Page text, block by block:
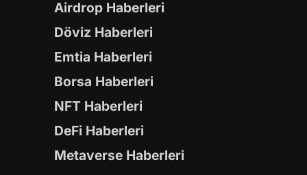
Airdrop Haberleri
Döviz Haberleri
Emtia Haberleri
Borsa Haberleri
NFT Haberleri
DeFi Haberleri
Metaverse Haberleri